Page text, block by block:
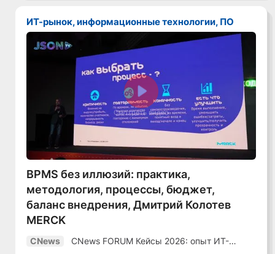
ИТ-рынок, информационные технологии, ПО
Смотреть видео
BPMS без иллюзий: практика,
методология, процессы, бюджет,
баланс внедрения, Дмитрий Колотев
MERCK
CNews
CNews FORUM Кейсы 2026: опыт ИТ-